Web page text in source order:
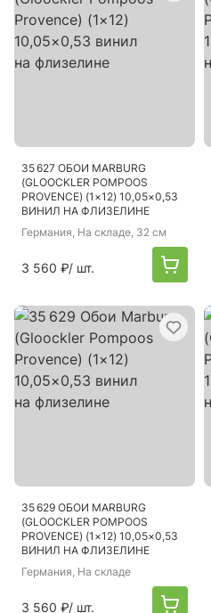
35 627 ОБОИ MARBURG
(GLOOCKLER POMPOOS
PROVENCE) (1×12) 10,05×0,53
ВИНИЛ НА ФЛИЗЕЛИНЕ
Германия, На складе, 32 см
3 560 ₽/ шт.
35 629 ОБОИ MARBURG
(GLOOCKLER POMPOOS
PROVENCE) (1×12) 10,05×0,53
ВИНИЛ НА ФЛИЗЕЛИНЕ
Германия, На складе
3 560 ₽/ шт.